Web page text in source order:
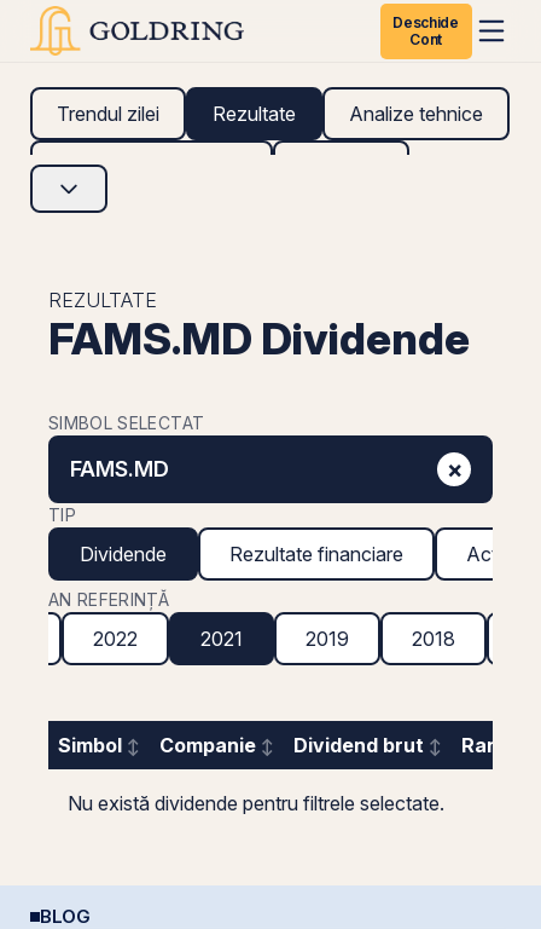
Deschide
Cont
Trendul zilei Rezultate Analize tehnice
Analize fundamentale
REZULTATE
FAMS.MD Dividende
SIMBOL SELECTAT
FAMS.MD ×
TIP
Dividende Rezultate financiare Acțiuni
AN REFERINȚĂ
2022 2021 2019 2018
Simbol Companie Dividend brut
Nu există dividende pentru filtrele selectate.
BLOG